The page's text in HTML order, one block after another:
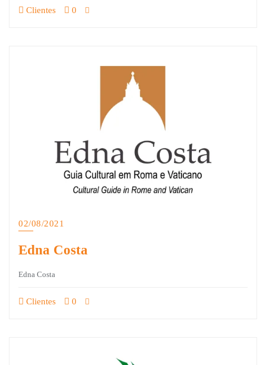
Clientes 0
02/08/2021
Edna Costa
Edna Costa
Clientes 0